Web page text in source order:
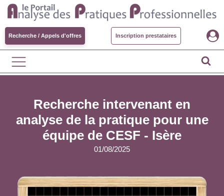
Recherche / Appels d'offres Inscription prestataires
Recherche intervenant en
analyse de la pratique pour une
équipe de CESF - Isère
01/08/2025